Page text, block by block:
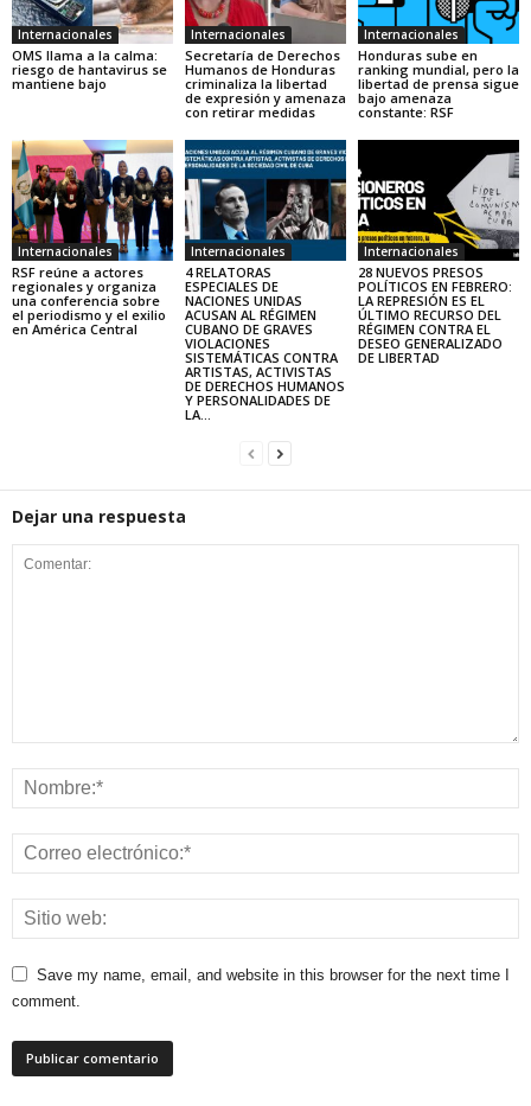
Internacionales
OMS llama a la calma:
riesgo de hantavirus se
mantiene bajo
Internacionales
Secretaría de Derechos
Humanos de Honduras
criminaliza la libertad
de expresión y amenaza
con retirar medidas
Internacionales
Honduras sube en
ranking mundial, pero la
libertad de prensa sigue
bajo amenaza
constante: RSF
Internacionales
RSF reúne a actores
regionales y organiza
una conferencia sobre
el periodismo y el exilio
en América Central
Internacionales
4 RELATORAS
ESPECIALES DE
NACIONES UNIDAS
ACUSAN AL RÉGIMEN
CUBANO DE GRAVES
VIOLACIONES
SISTEMÁTICAS CONTRA
ARTISTAS, ACTIVISTAS
DE DERECHOS HUMANOS
Y PERSONALIDADES DE
LA...
Internacionales
28 NUEVOS PRESOS
POLÍTICOS EN FEBRERO:
LA REPRESIÓN ES EL
ÚLTIMO RECURSO DEL
RÉGIMEN CONTRA EL
DESEO GENERALIZADO
DE LIBERTAD
Dejar una respuesta
Save my name, email, and website in this browser for the next time I
comment.